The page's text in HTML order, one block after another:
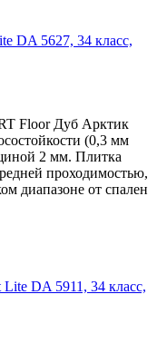
DA 5627, 34 класс,
Floor Дуб Арктик
(0,3 мм
2 мм. Плитка
проходимостью,
диапазоне от спален